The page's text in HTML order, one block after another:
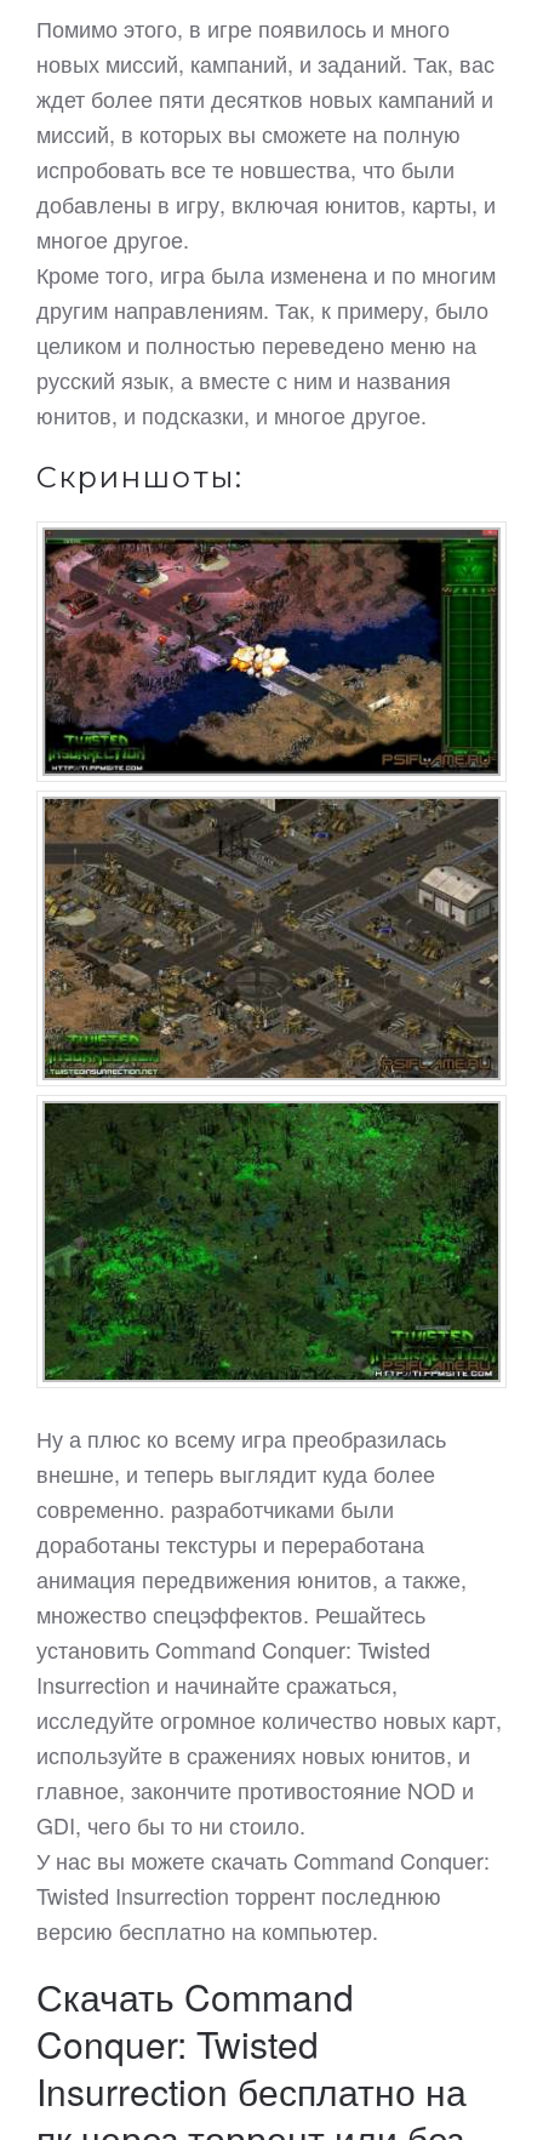
Помимо этого, в игре появилось и много
новых миссий, кампаний, и заданий. Так, вас
ждет более пяти десятков новых кампаний и
миссий, в которых вы сможете на полную
испробовать все те новшества, что были
добавлены в игру, включая юнитов, карты, и
многое другое.
Кроме того, игра была изменена и по многим
другим направлениям. Так, к примеру, было
целиком и полностью переведено меню на
русский язык, а вместе с ним и названия
юнитов, и подсказки, и многое другое.
Скриншоты:
Ну а плюс ко всему игра преобразилась
внешне, и теперь выглядит куда более
современно. разработчиками были
доработаны текстуры и переработана
анимация передвижения юнитов, а также,
множество спецэффектов. Решайтесь
установить Command Conquer: Twisted
Insurrection и начинайте сражаться,
исследуйте огромное количество новых карт,
используйте в сражениях новых юнитов, и
главное, закончите противостояние NOD и
GDI, чего бы то ни стоило.
У нас вы можете скачать Command Conquer:
Twisted Insurrection торрент последнюю
версию бесплатно на компьютер.
Скачать Command
Conquer: Twisted
Insurrection бесплатно на